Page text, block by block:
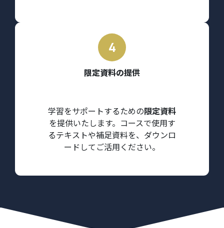
限定資料の提供
学習をサポートするための限定資料
を提供いたします。コースで使用す
るテキストや補足資料を、ダウンロ
ードしてご活用ください。